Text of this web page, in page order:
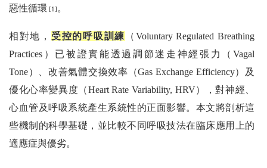
惡性循環 [1] 。
相對地， 受控的呼吸訓練
（Voluntary Regulated Breathing
Practices）已被證實能透過調節迷走神經張力（Vagal
Tone）、改善氣體交換效率（Gas Exchange Efficiency）及
優化心率變異度（Heart Rate Variability, HRV），對神經、
心血管及呼吸系統產生系統性的正面影響。本文將剖析這
些機制的科學基礎，並比較不同呼吸技法在臨床應用上的
適應症與優劣。